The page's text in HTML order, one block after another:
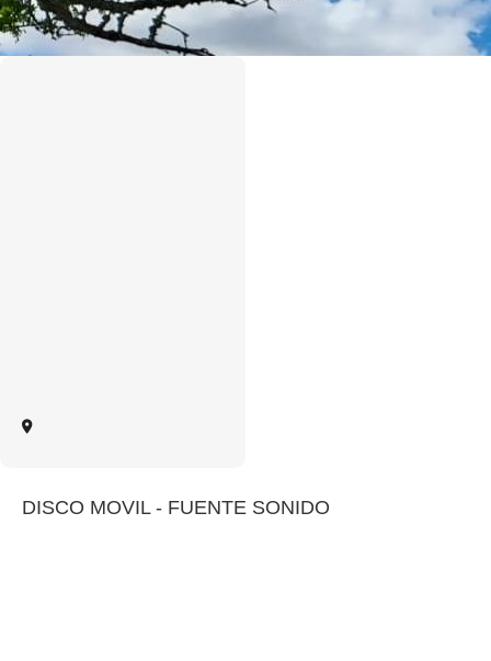
DISCO MOVIL - FUENTE SONIDO